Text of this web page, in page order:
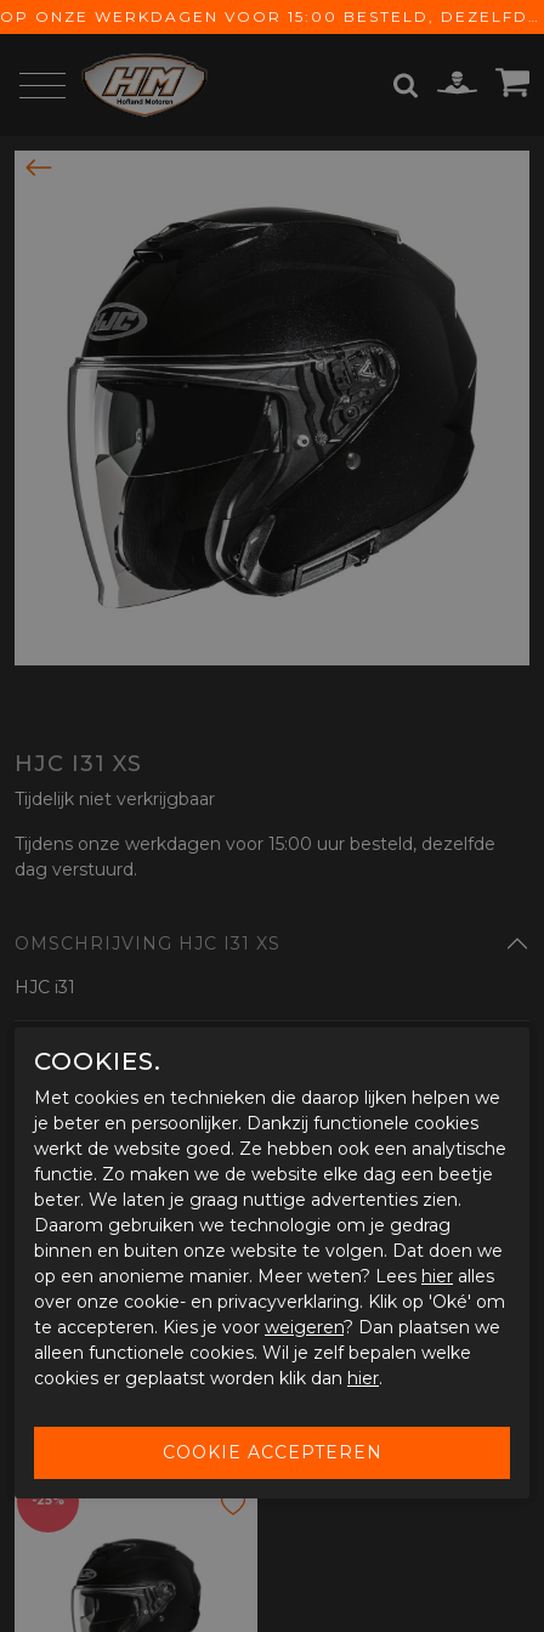
OP ONZE WERKDAGEN VOOR 15:00 BESTELD, DEZELFDE DAG VERZONDEN! GRATIS VERZENDING VANAF € 65,-
HJC I31 XS
Tijdelijk niet verkrijgbaar
Tijdens onze werkdagen voor 15:00 uur besteld, dezelfde
dag verstuurd.
OMSCHRIJVING HJC I31 XS
HJC i31
GERELATEERDE PRODUCTEN
HJC F31 wit
HJC F31 donkergrijs
-25%
COOKIES.
Met cookies en technieken die daarop lijken helpen we
je beter en persoonlijker. Dankzij functionele cookies
werkt de website goed. Ze hebben ook een analytische
functie. Zo maken we de website elke dag een beetje
beter. We laten je graag nuttige advertenties zien.
Daarom gebruiken we technologie om je gedrag
binnen en buiten onze website te volgen. Dat doen we
op een anonieme manier. Meer weten? Lees hier alles
over onze cookie- en privacyverklaring. Klik op 'Oké' om
te accepteren. Kies je voor weigeren? Dan plaatsen we
alleen functionele cookies. Wil je zelf bepalen welke
cookies er geplaatst worden klik dan hier.